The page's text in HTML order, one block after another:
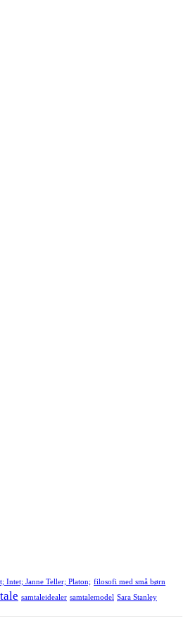
Intet; Janne Teller; Platon; filosofi med små børn
samtaleidealer samtalemodel Sara Stanley